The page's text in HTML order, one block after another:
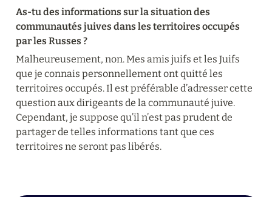
As-tu des informations sur la situation des
communautés juives dans les territoires occupés
par les Russes ?
Malheureusement, non. Mes amis juifs et les Juifs
que je connais personnellement ont quitté les
territoires occupés. Il est préférable d’adresser cette
question aux dirigeants de la communauté juive.
Cependant, je suppose qu’il n’est pas prudent de
partager de telles informations tant que ces
territoires ne seront pas libérés.